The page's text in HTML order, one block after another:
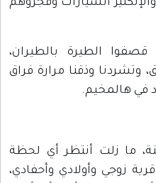
السيارات وفجروهم
الطيرة بالطيران،
وتشردنا وذقنا مرارة فراق
في هالمخيم.
ما زلت أنتظر أي لحظة
زوجي وأولادي وأحفادي،